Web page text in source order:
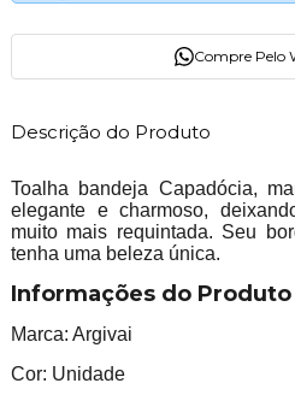
Compre Pelo
Descrição do Produto
Toalha bandeja Capadócia,
elegante e charmoso,
muito mais requintada. Seu
tenha uma beleza única.
Informações do Produto
Marca: Argivai
Cor: Unidade